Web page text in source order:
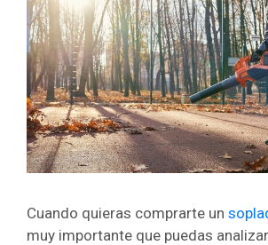
Cuando quieras comprarte un
muy importante que puedas